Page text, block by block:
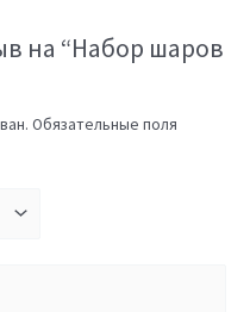
на “Набор шаров
Обязательные поля